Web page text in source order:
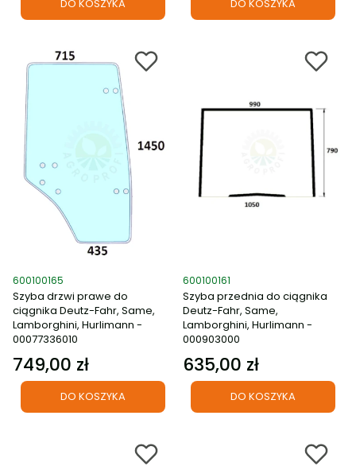
DO KOSZYKA DO KOSZYKA
Kod produktu
600100165
Szyba drzwi prawe do
ciągnika Deutz-Fahr, Same,
Lamborghini, Hurlimann -
00077336010
Cena
749,00 zł
DO KOSZYKA
Kod produktu
600100161
Szyba przednia do ciągnika
Deutz-Fahr, Same,
Lamborghini, Hurlimann -
000903000
Cena
635,00 zł
DO KOSZYKA